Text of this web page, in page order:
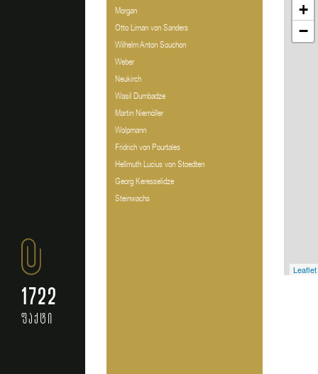
1722
ფაქტი
Morgan
Otto Liman von Sanders
Wilhelm Anton Souchon
Weber
Neukirch
Wasil Dumbadze
Martin Niemöller
Wolpmann
Fridrich von Pourtales
Hellmuth Lucius von Stoedten
Georg Keresselidze
Steinwachs
+
−
Leaflet